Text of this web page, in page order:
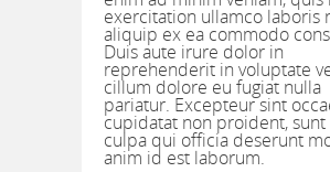
exercitation ullamco laboris
aliquip ex ea commodo
Duis aute irure dolor in
reprehenderit in voluptate
cillum dolore eu fugiat nulla
pariatur. Excepteur sint
cupidatat non proident, sunt
culpa qui officia deserunt
anim id est laborum.